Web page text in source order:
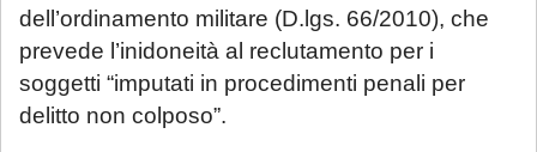
dell’ordinamento militare (D.lgs. 66/2010), che
prevede l’inidoneità al reclutamento per i
soggetti “imputati in procedimenti penali per
delitto non colposo”.